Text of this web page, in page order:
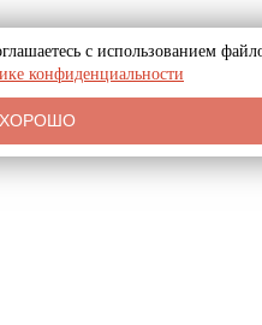
с использованием
конфиденциальности
ХОРОШО